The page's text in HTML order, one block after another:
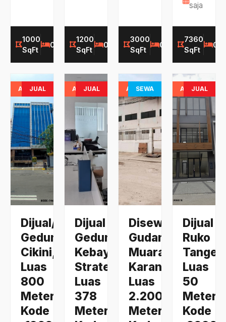
1000
SqFt
0
1200
SqFt
0
3000
SqFt
0
saja
7360
SqFt
0
AVAILABLE
JUAL
Dijual/Disewa
Gedung
Cikini,
Luas
800
Meter,
Kode
AVAILABLE
JUAL
Dijual
Gedung
Kebayoran,
Strategis,
Luas
378
Meter,
AVAILABLE
SEWA
Disewa
Gudang
Muara
Karang,
Luas
2.200
Meter,
AVAILABLE
JUAL
Dijual
Ruko
Luas
50
Meter,
Kode